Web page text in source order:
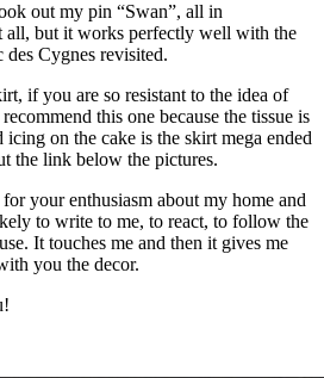
out my pin “Swan”, all in
all, but it works perfectly well with the
Cygnes revisited.
if you are so resistant to the idea of
this one because the tissue is
on the cake is the skirt mega ended
the link below the pictures.
your enthusiasm about my home and
to write to me, to react, to follow the
It touches me and then it gives me
you the decor.